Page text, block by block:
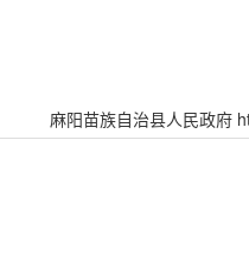
麻阳苗族自治县人民政府